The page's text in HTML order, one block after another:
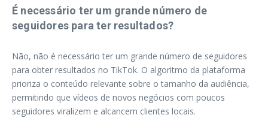
É necessário ter um grande número de
seguidores para ter resultados?
Não, não é necessário ter um grande número de seguidores
para obter resultados no TikTok. O algoritmo da plataforma
prioriza o conteúdo relevante sobre o tamanho da audiência,
permitindo que vídeos de novos negócios com poucos
seguidores viralizem e alcancem clientes locais.